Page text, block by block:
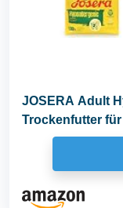
JOSERA Adult
Trockenfutter